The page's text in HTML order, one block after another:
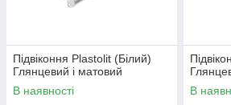
Підвіконня Plastolit (Білий)
Глянцевий і матовий
В наявності
В